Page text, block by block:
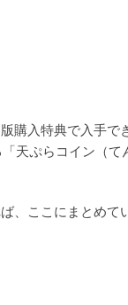
購入特典で入手で
天ぷらコイン（
、ここにまとめて